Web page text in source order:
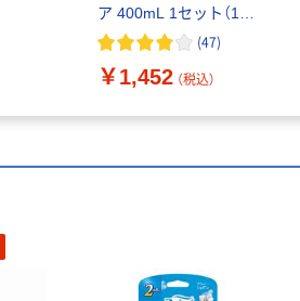
ア 400mL 1セット（1個
×3） トイレ用 消臭剤 小
(47)
￥1,452 （税込）